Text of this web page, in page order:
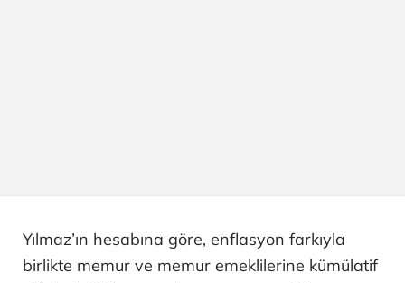
Yılmaz’ın hesabına göre, enflasyon farkıyla
birlikte memur ve memur emeklilerine kümülatif